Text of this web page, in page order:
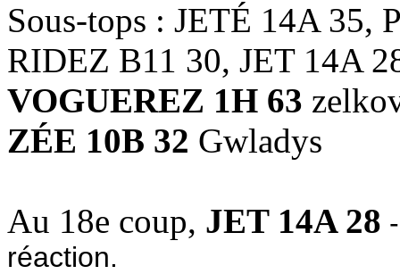
Sous-tops : JETÉ 14A 35,
RIDEZ B11 30, JET 14A
VOGUEREZ 1H 63
ZÉE 10B 32 Gwladys
Au 18e coup, JET 14A 28
réaction.